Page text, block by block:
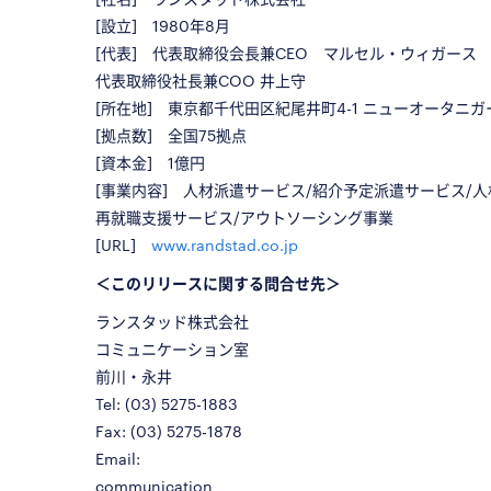
[設立] 1980年8月
[代表] 代表取締役会長兼CEO マルセル・ウィガース
代表取締役社長兼COO 井上守
[所在地] 東京都千代田区紀尾井町4-1 ニューオータニガ
[拠点数] 全国75拠点
[資本金] 1億円
[事業内容] 人材派遣サービス/紹介予定派遣サービス/
再就職支援サービス/アウトソーシング事業
[URL] www.randstad.co.jp
＜このリリースに関する問合せ先＞
ランスタッド株式会社
コミュニケーション室
前川・永井
Tel: (03) 5275-1883
Fax: (03) 5275-1878
Email:
communication